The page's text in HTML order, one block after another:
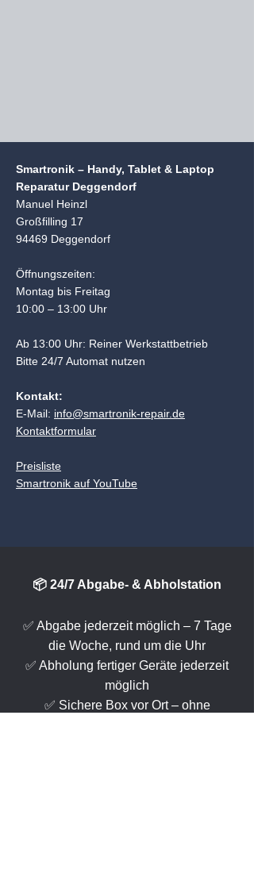
Smartronik – Handy, Tablet & Laptop
Reparatur Deggendorf
Manuel Heinzl
Großfilling 17
94469 Deggendorf
Öffnungszeiten:
Montag bis Freitag
10:00 – 13:00 Uhr
Ab 13:00 Uhr: Reiner Werkstattbetrieb
Bitte 24/7 Automat nutzen
Kontakt:
E-Mail: info@smartronik-repair.de
Kontaktformular
Preisliste
Smartronik auf YouTube
📦 24/7 Abgabe- & Abholstation
✅ Abgabe jederzeit möglich – 7 Tage
die Woche, rund um die Uhr
✅ Abholung fertiger Geräte jederzeit
möglich
✅ Sichere Box vor Ort – ohne